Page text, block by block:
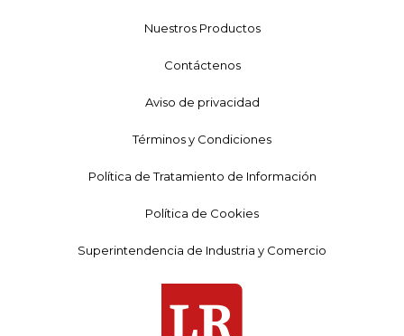
Nuestros Productos
Contáctenos
Aviso de privacidad
Términos y Condiciones
Política de Tratamiento de Información
Política de Cookies
Superintendencia de Industria y Comercio